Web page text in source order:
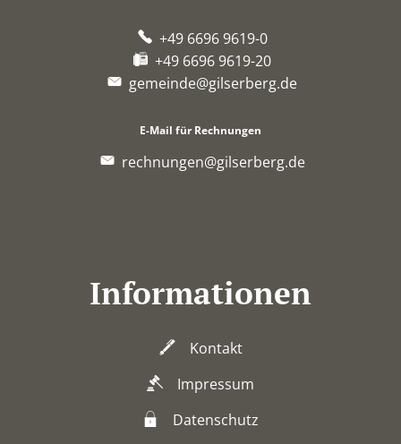
+49 6696 9619-0
+49 6696 9619-20
gemeinde@gilserberg.de
E-Mail für Rechnungen
rechnungen@gilserberg.de
Informationen
Kontakt
Impressum
Datenschutz